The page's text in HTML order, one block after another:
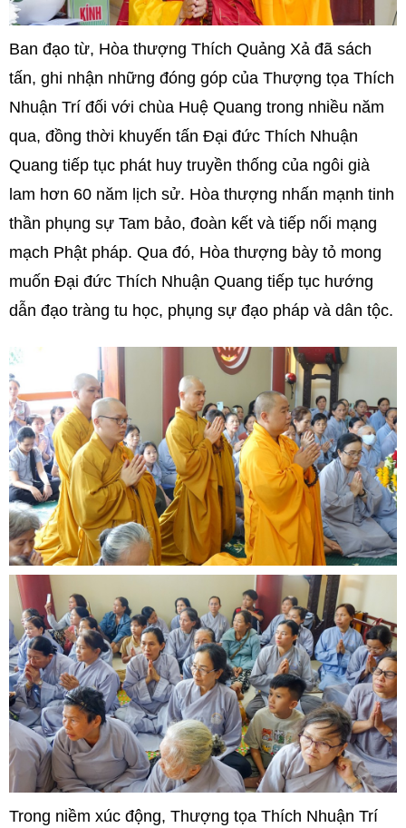
Ban đạo từ, Hòa thượng Thích Quảng Xả đã sách
tấn, ghi nhận những đóng góp của Thượng tọa Thích
Nhuận Trí đối với chùa Huệ Quang trong nhiều năm
qua, đồng thời khuyến tấn Đại đức Thích Nhuận
Quang tiếp tục phát huy truyền thống của ngôi già
lam hơn 60 năm lịch sử. Hòa thượng nhấn mạnh tinh
thần phụng sự Tam bảo, đoàn kết và tiếp nối mạng
mạch Phật pháp. Qua đó, Hòa thượng bày tỏ mong
muốn Đại đức Thích Nhuận Quang tiếp tục hướng
dẫn đạo tràng tu học, phụng sự đạo pháp và dân tộc.
Trong niềm xúc động, Thượng tọa Thích Nhuận Trí